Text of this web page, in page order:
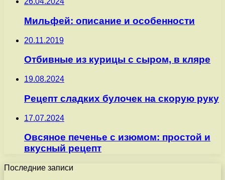
Мильфей: описание и особенности
20.11.2019
Отбивные из курицы с сыром, в кляре
19.08.2024
Рецепт сладких булочек на скорую руку
17.07.2024
Овсяное печенье с изюмом: простой и
вкусный рецепт
Последние записи